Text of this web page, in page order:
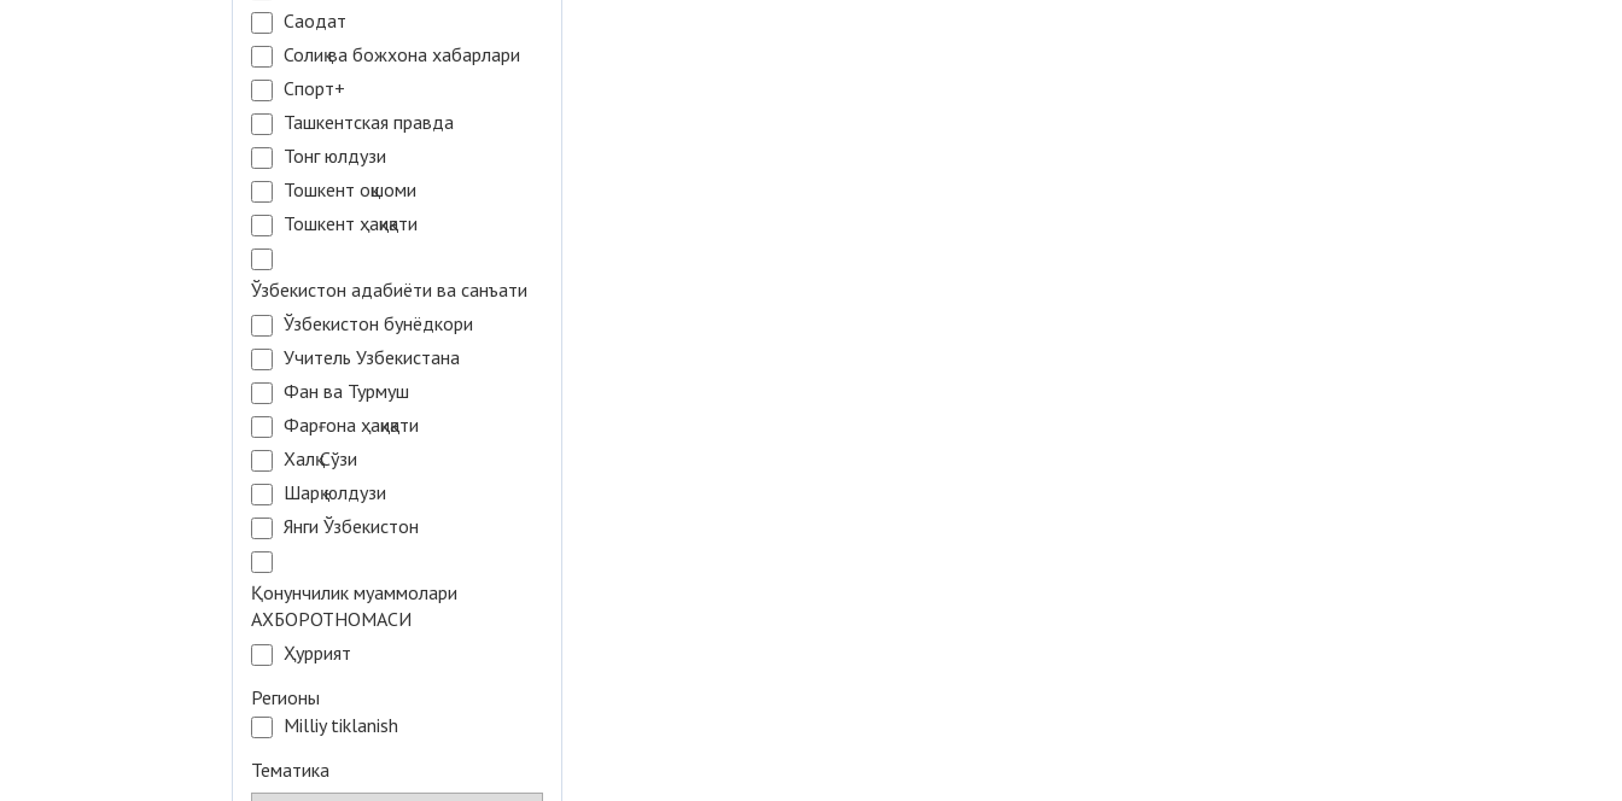
Саодат
Солиқ ва божхона хабарлари
Спорт+
Ташкентская правда
Тонг юлдузи
Тошкент оқшоми
Тошкент ҳақиқати
Ўзбекистон адабиёти ва санъати
Ўзбекистон бунёдкори
Учитель Узбекистана
Фан ва Турмуш
Фарғона ҳақиқати
Халқ Сўзи
Шарқ юлдузи
Янги Ўзбекистон
Қонунчилик муаммолари
АХБОРОТНОМАСИ
Ҳуррият
Регионы
Milliy tiklanish
Тематика